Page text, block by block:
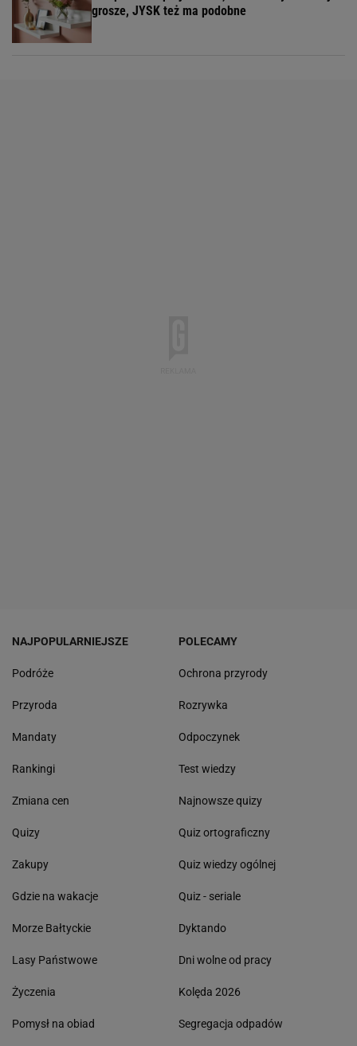
grosze, JYSK też ma podobne
NAJPOPULARNIEJSZE
Podróże
Przyroda
Mandaty
Rankingi
Zmiana cen
Quizy
Zakupy
Gdzie na wakacje
Morze Bałtyckie
Lasy Państwowe
Życzenia
Pomysł na obiad
POLECAMY
Ochrona przyrody
Rozrywka
Odpoczynek
Test wiedzy
Najnowsze quizy
Quiz ortograficzny
Quiz wiedzy ogólnej
Quiz - seriale
Dyktando
Dni wolne od pracy
Kolęda 2026
Segregacja odpadów